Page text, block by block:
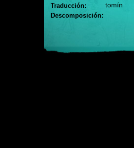
Traducción:
tomín
Descomposición: